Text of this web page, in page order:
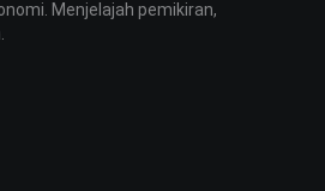
Menjelajah pemikiran,